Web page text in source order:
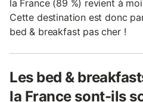
la France (89 %) revient à
Cette destination est donc
bed & breakfast pas cher !
Les bed &
la France sont-ils